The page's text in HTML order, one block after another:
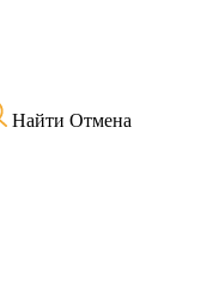
Найти Отмена